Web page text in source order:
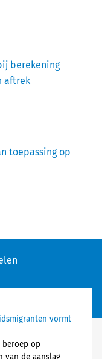
berekening
aftrek
toepassing op
vormt
beroep op